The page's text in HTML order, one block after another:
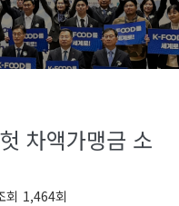
차액가맹금 소
회 1,464회